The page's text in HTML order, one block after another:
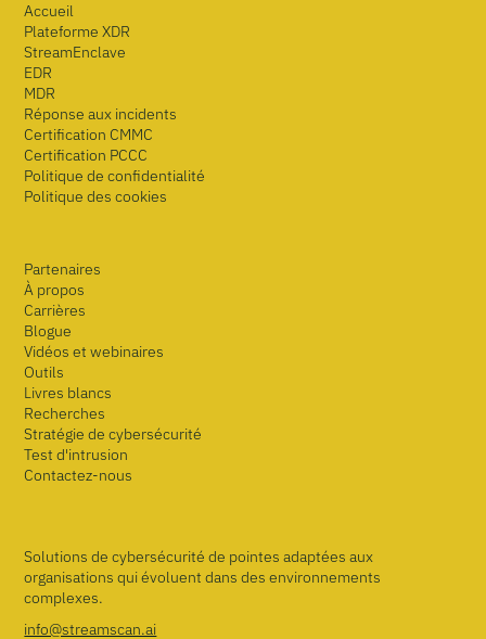
Accueil
Plateforme XDR
StreamEnclave
EDR
MDR
Réponse aux incidents
Certification CMMC
Certification PCCC
Politique de confidentialité
Politique des cookies
Partenaires
À propos
Carrières
Blogue
Vidéos et webinaires
Outils
Livres blancs
Recherches
Stratégie de cybersécurité
Test d'intrusion
Contactez-nous
Solutions de cybersécurité de pointes adaptées aux
organisations qui évoluent dans des environnements
complexes.
info@streamscan.ai